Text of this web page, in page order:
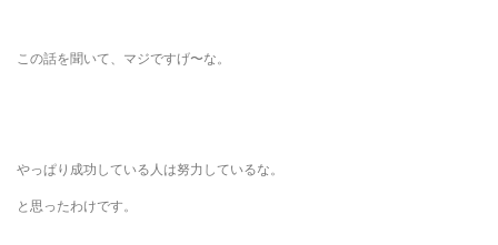
この話を聞いて、マジですげ〜な。
やっぱり成功している人は努力しているな。
と思ったわけです。